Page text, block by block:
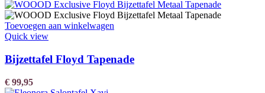
Toevoegen aan winkelwagen
Quick view
Bijzettafel Floyd Tapenade
€ 99,95